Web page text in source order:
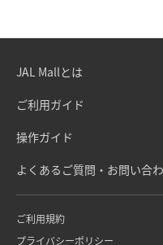
JAL Mallとは
ご利用ガイド
操作ガイド
よくあるご質問・お問い合
ご利用規約
プライバシーポリシー